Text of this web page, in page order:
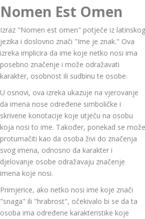
Nomen Est Omen
Izraz "Nomen est omen" potječe iz latinskog
jezika i doslovno znači "Ime je znak." Ova
izreka implicira da ime koje netko nosi ima
posebno značenje i može odražavati
karakter, osobnost ili sudbinu te osobe.
U osnovi, ova izreka ukazuje na vjerovanje
da imena nose određene simboličke i
skrivene konotacije koje utječu na osobu
koja nosi to ime. Također, ponekad se može
protumačiti kao da osoba živi do značenja
svog imena, odnosno da karakter i
djelovanje osobe odražavaju značenje
imena koje nosi.
Primjerice, ako netko nosi ime koje znači
"snaga" ili "hrabrost", očekivalo bi se da ta
osoba ima određene karakteristike koje